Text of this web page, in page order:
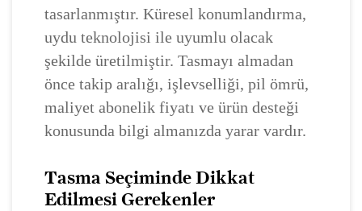
tasarlanmıştır. Küresel konumlandırma,
uydu teknolojisi ile uyumlu olacak
şekilde üretilmiştir. Tasmayı almadan
önce takip aralığı, işlevselliği, pil ömrü,
maliyet abonelik fiyatı ve ürün desteği
konusunda bilgi almanızda yarar vardır.
Tasma Seçiminde Dikkat
Edilmesi Gerekenler